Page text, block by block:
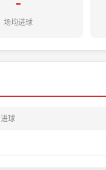
场均进球
进球